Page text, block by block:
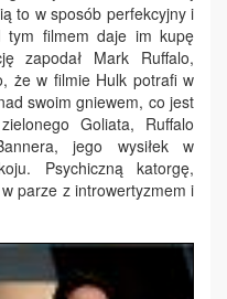
to w sposób perfekcyjny i
tym filmem daje im kupę
zapodał Mark Ruffalo,
że w filmie Hulk potrafi w
swoim gniewem, co jest
Goliata, Ruffalo
jego wysiłek w
Psychiczną katorgę,
parze z introwertyzmem i